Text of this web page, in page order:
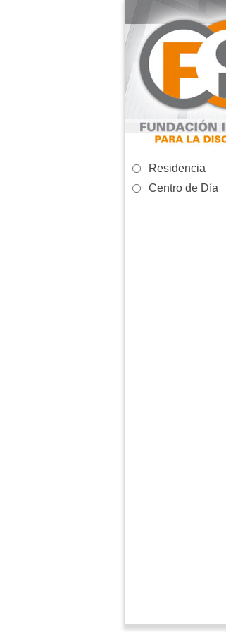
Residencia
Centro de Día